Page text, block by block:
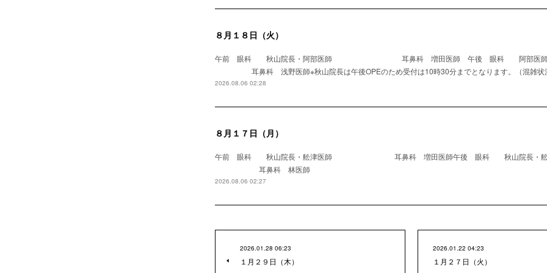
８月１８日（火）
午前 眼科 秋山院長・阿部医師 耳鼻科 増田医師 午後 眼科 阿部
耳鼻科 浅野医師※秋山院長は午後OPEのため受付は10時30分までとなります。（混雑状
2026.08.06 02:28
８月１７日（月）
午前 眼科 秋山院長・舩津医師 耳鼻科 増田医師午後 眼科 秋山院長・舩
耳鼻科 林医師
2026.08.06 02:27
2026.01.28 06:23
１月２９日（木）
2026.01.22 04:23
１月２７日（火）